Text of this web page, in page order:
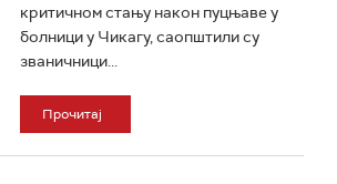
критичном стању након пуцњаве у
болници у Чикагу, саопштили су
званичници...
Прочитај